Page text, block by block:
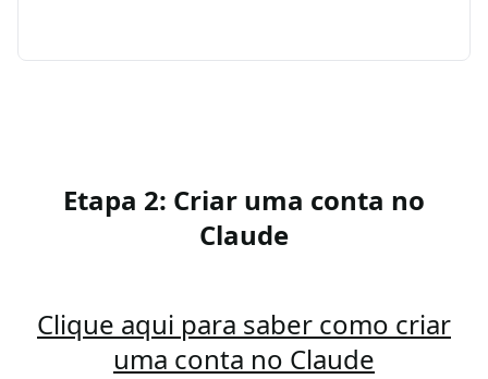
Etapa 2: Criar uma conta no
Claude
Clique aqui para saber como criar
uma conta no Claude